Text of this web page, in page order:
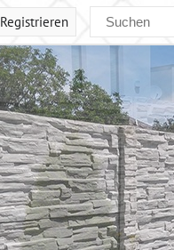
Registrieren